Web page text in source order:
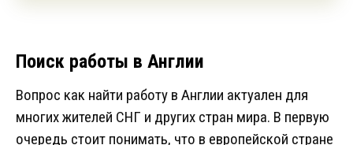
Поиск работы в Англии
Вопрос как найти работу в Англии актуален для
многих жителей СНГ и других стран мира. В первую
очередь стоит понимать, что в европейской стране